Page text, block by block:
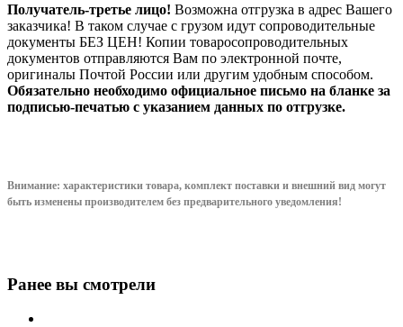
Получатель-третье лицо! Возможна отгрузка в адрес Вашего
заказчика! В таком случае с грузом идут сопроводительные
документы БЕЗ ЦЕН! Копии товаросопроводительных
документов отправляются Вам по электронной почте,
оригиналы Почтой России или другим удобным способом.
Обязательно необходимо официальное письмо на бланке за
подписью-печатью с указанием данных по отгрузке.
Внимание: характеристики товара, комплект поставки и внешний вид могут
быть изменены производителем без предварительного уведомления!
Ранее вы смотрели